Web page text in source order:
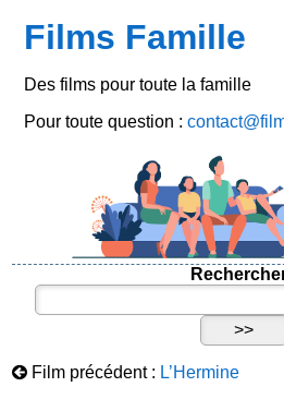
Films Famille
Des films pour toute la famille
Pour toute question :
Film précédent : L’Hermine